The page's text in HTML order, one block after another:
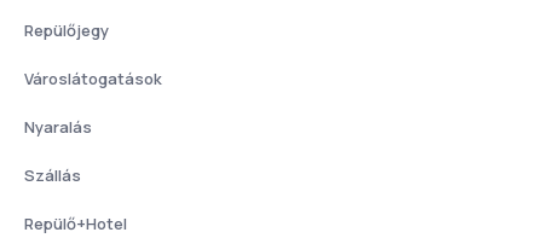
Repülőjegy
Városlátogatások
Nyaralás
Szállás
Repülő+Hotel